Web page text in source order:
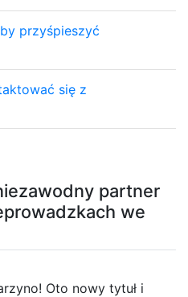
partner
we
Oto nowy tytuł i
przyśpieszyć
się z